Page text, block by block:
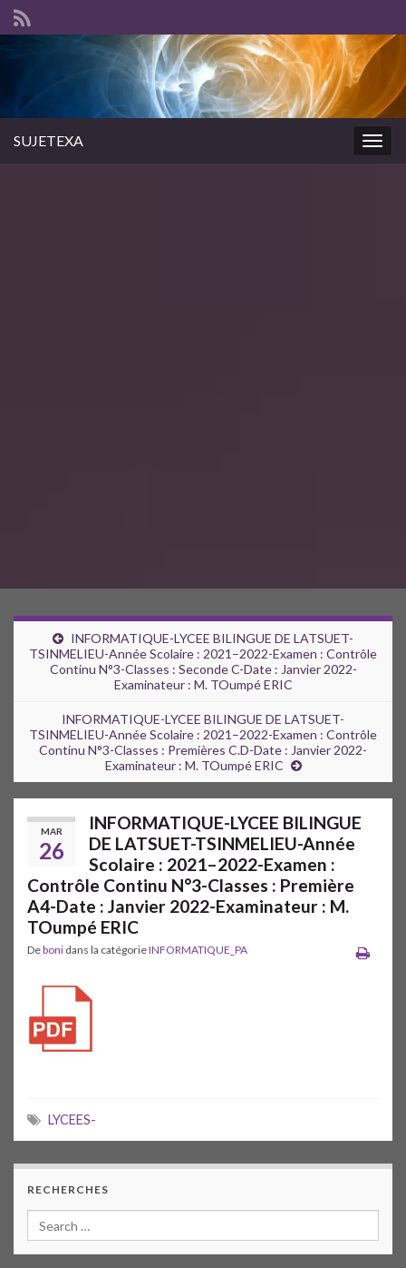
SUJETEXA
INFORMATIQUE-LYCEE BILINGUE DE LATSUET-
TSINMELIEU-Année Scolaire : 2021–2022-Examen : Contrôle
Continu N°3-Classes : Seconde C-Date : Janvier 2022-
Examinateur : M. TOumpé ERIC
INFORMATIQUE-LYCEE BILINGUE DE LATSUET-
TSINMELIEU-Année Scolaire : 2021–2022-Examen : Contrôle
Continu N°3-Classes : Premières C.D-Date : Janvier 2022-
Examinateur : M. TOumpé ERIC
MAR
26
INFORMATIQUE-LYCEE BILINGUE
DE LATSUET-TSINMELIEU-Année
Scolaire : 2021–2022-Examen :
Contrôle Continu N°3-Classes : Première
A4-Date : Janvier 2022-Examinateur : M.
TOumpé ERIC
Deboni dans la catégorieINFORMATIQUE_PA
LYCEES-
RECHERCHES